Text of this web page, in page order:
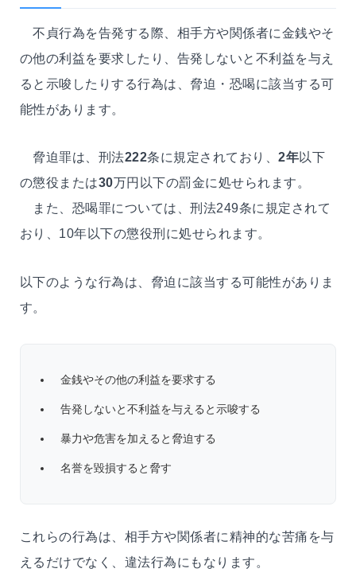
不貞行為を告発する際、相手方や関係者に金銭やそ
の他の利益を要求したり、告発しないと不利益を与え
ると示唆したりする行為は、脅迫・恐喝に該当する可
能性があります。
脅迫罪は、刑法222条に規定されており、2年以下
の懲役または30万円以下の罰金に処せられます。
また、恐喝罪については、刑法249条に規定されて
おり、10年以下の懲役刑に処せられます。
以下のような行為は、脅迫に該当する可能性がありま
す。
金銭やその他の利益を要求する
告発しないと不利益を与えると示唆する
暴力や危害を加えると脅迫する
名誉を毀損すると脅す
これらの行為は、相手方や関係者に精神的な苦痛を与
えるだけでなく、違法行為にもなります。